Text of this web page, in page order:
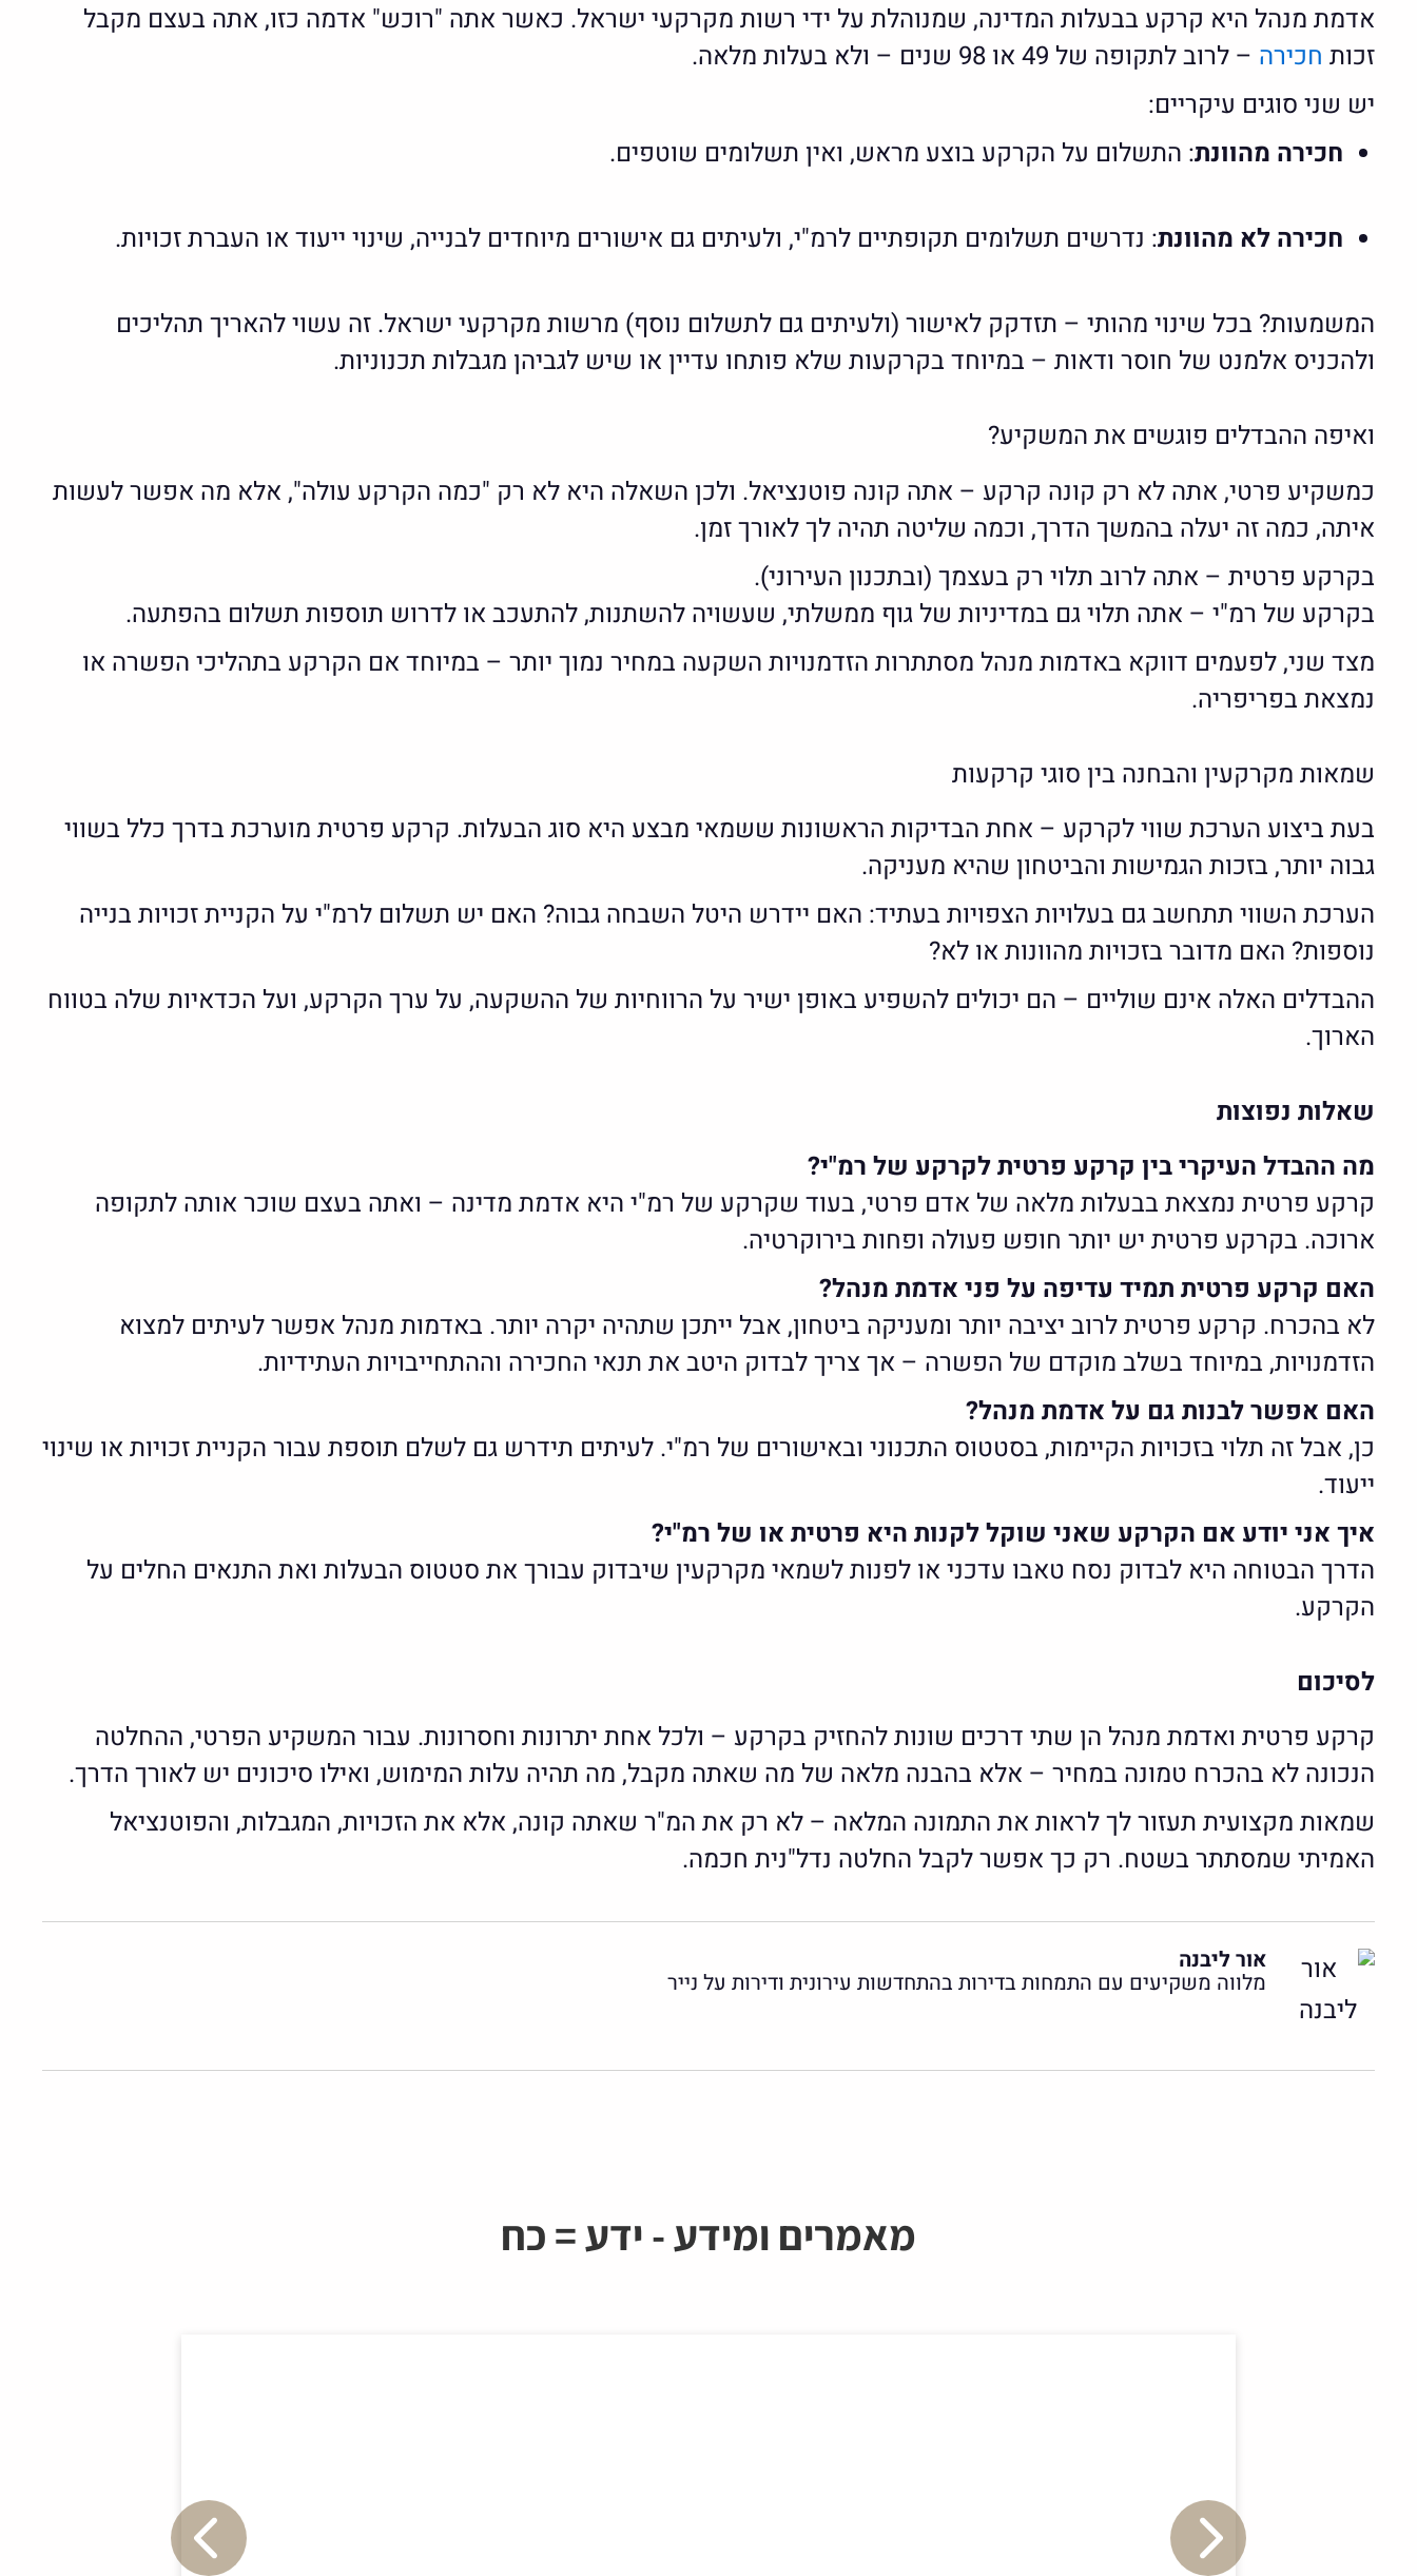
אדמת מנהל היא קרקע בבעלות המדינה, שמנוהלת על ידי רשות מקרקעי ישראל. כאשר אתה "רוכש" אדמה כזו, אתה בעצם מקבל
זכות חכירה – לרוב לתקופה של 49 או 98 שנים – ולא בעלות מלאה.
יש שני סוגים עיקריים:
חכירה מהוונת: התשלום על הקרקע בוצע מראש, ואין תשלומים שוטפים.
חכירה לא מהוונת: נדרשים תשלומים תקופתיים לרמ"י, ולעיתים גם אישורים מיוחדים לבנייה, שינוי ייעוד או העברת זכויות.
המשמעות? בכל שינוי מהותי – תזדקק לאישור (ולעיתים גם לתשלום נוסף) מרשות מקרקעי ישראל. זה עשוי להאריך תהליכים
ולהכניס אלמנט של חוסר ודאות – במיוחד בקרקעות שלא פותחו עדיין או שיש לגביהן מגבלות תכנוניות.
ואיפה ההבדלים פוגשים את המשקיע?
כמשקיע פרטי, אתה לא רק קונה קרקע – אתה קונה פוטנציאל. ולכן השאלה היא לא רק "כמה הקרקע עולה", אלא מה אפשר לעשות
איתה, כמה זה יעלה בהמשך הדרך, וכמה שליטה תהיה לך לאורך זמן.
בקרקע פרטית – אתה לרוב תלוי רק בעצמך (ובתכנון העירוני).
בקרקע של רמ"י – אתה תלוי גם במדיניות של גוף ממשלתי, שעשויה להשתנות, להתעכב או לדרוש תוספות תשלום בהפתעה.
מצד שני, לפעמים דווקא באדמות מנהל מסתתרות הזדמנויות השקעה במחיר נמוך יותר – במיוחד אם הקרקע בתהליכי הפשרה או
נמצאת בפריפריה.
שמאות מקרקעין והבחנה בין סוגי קרקעות
בעת ביצוע הערכת שווי לקרקע – אחת הבדיקות הראשונות ששמאי מבצע היא סוג הבעלות. קרקע פרטית מוערכת בדרך כלל בשווי
גבוה יותר, בזכות הגמישות והביטחון שהיא מעניקה.
הערכת השווי תתחשב גם בעלויות הצפויות בעתיד: האם יידרש היטל השבחה גבוה? האם יש תשלום לרמ"י על הקניית זכויות בנייה
נוספות? האם מדובר בזכויות מהוונות או לא?
ההבדלים האלה אינם שוליים – הם יכולים להשפיע באופן ישיר על הרווחיות של ההשקעה, על ערך הקרקע, ועל הכדאיות שלה בטווח
הארוך.
שאלות נפוצות
מה ההבדל העיקרי בין קרקע פרטית לקרקע של רמ"י?
קרקע פרטית נמצאת בבעלות מלאה של אדם פרטי, בעוד שקרקע של רמ"י היא אדמת מדינה – ואתה בעצם שוכר אותה לתקופה
ארוכה. בקרקע פרטית יש יותר חופש פעולה ופחות בירוקרטיה.
האם קרקע פרטית תמיד עדיפה על פני אדמת מנהל?
לא בהכרח. קרקע פרטית לרוב יציבה יותר ומעניקה ביטחון, אבל ייתכן שתהיה יקרה יותר. באדמות מנהל אפשר לעיתים למצוא
הזדמנויות, במיוחד בשלב מוקדם של הפשרה – אך צריך לבדוק היטב את תנאי החכירה וההתחייבויות העתידיות.
האם אפשר לבנות גם על אדמת מנהל?
כן, אבל זה תלוי בזכויות הקיימות, בסטטוס התכנוני ובאישורים של רמ"י. לעיתים תידרש גם לשלם תוספת עבור הקניית זכויות או שינוי
ייעוד.
איך אני יודע אם הקרקע שאני שוקל לקנות היא פרטית או של רמ"י?
הדרך הבטוחה היא לבדוק נסח טאבו עדכני או לפנות לשמאי מקרקעין שיבדוק עבורך את סטטוס הבעלות ואת התנאים החלים על
הקרקע.
לסיכום
קרקע פרטית ואדמת מנהל הן שתי דרכים שונות להחזיק בקרקע – ולכל אחת יתרונות וחסרונות. עבור המשקיע הפרטי, ההחלטה
הנכונה לא בהכרח טמונה במחיר – אלא בהבנה מלאה של מה שאתה מקבל, מה תהיה עלות המימוש, ואילו סיכונים יש לאורך הדרך.
שמאות מקצועית תעזור לך לראות את התמונה המלאה – לא רק את המ"ר שאתה קונה, אלא את הזכויות, המגבלות, והפוטנציאל
האמיתי שמסתתר בשטח. רק כך אפשר לקבל החלטה נדל"נית חכמה.
אור ליבנה
מלווה משקיעים עם התמחות בדירות בהתחדשות עירונית ודירות על נייר
מאמרים ומידע - ידע = כח